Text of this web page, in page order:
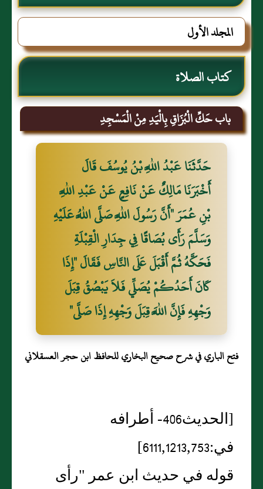
حجر العسقلاني
المجلد الأول
كتاب الصلاة
باب حَكِّ الْبُزَاقِ بِالْيَدِ مِنْ الْمَسْجِدِ
حَدَّثَنَا عَبْدُ اللَّهِ بْنُ يُوسُفَ قَالَ
أَخْبَرَنَا مَالِكٌ عَنْ نَافِعٍ عَنْ عَبْدِ اللَّهِ
بْنِ عُمَرَ "أَنَّ رَسُولَ اللَّهِ صَلَّى اللَّهُ عَلَيْهِ
وَسَلَّمَ رَأَى بُصَاقًا فِي جِدَارِ الْقِبْلَةِ
فَحَكَّهُ ثُمَّ أَقْبَلَ عَلَى النَّاسِ فَقَالَ "إِذَا
كَانَ أَحَدُكُمْ يُصَلِّي فَلاَ يَبْصُقُ قِبَلَ
وَجْهِهِ فَإِنَّ اللَّهَ قِبَلَ وَجْهِهِ إِذَا صَلَّى"
فتح الباري في شرح صحيح البخاري للحافظ ابن حجر العسقلاني
[الحديث406- أطرافه
في:6111,1213,753]
قوله في حديث ابن عمر "رأى